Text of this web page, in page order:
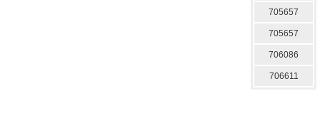
705657
705657
706086
706611